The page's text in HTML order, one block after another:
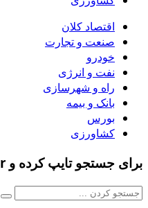
اقتصاد کلان
صنعت و تجارت
خودرو
نفت و انرژی
راه و شهرسازی
بانک و بیمه
بورس
کشاورزی
برای جستجو تایپ کرده و Enter را بزنید